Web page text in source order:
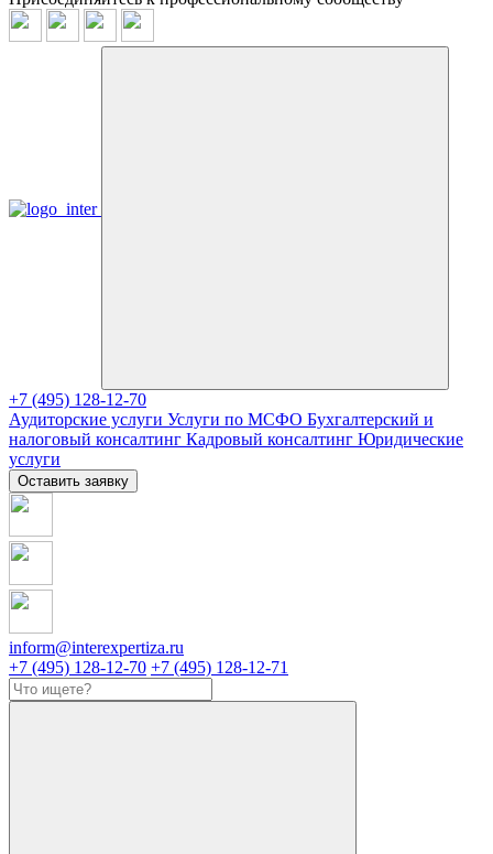
+7 (495) 128-12-70
Аудиторские услуги Услуги по МСФО Бухгалтерский и
налоговый консалтинг Кадровый консалтинг Юридические
услуги
Оставить заявку
inform@interexpertiza.ru
+7 (495) 128-12-70 +7 (495) 128-12-71